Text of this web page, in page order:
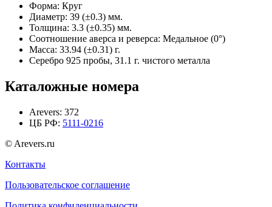
Форма: Круг
Диаметр: 39 (±0.3) мм.
Толщина: 3.3 (±0.35) мм.
Соотношение аверса и реверса: Медальное (0°)
Масса: 33.94 (±0.31) г.
Серебро 925 пробы, 31.1 г. чистого металла
Каталожные номера
Arevers: 372
ЦБ РФ: 5111-0216
© Arevers.ru
Контакты
Пользовательское соглашение